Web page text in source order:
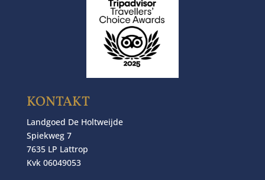
KONTAKT
Landgoed De Holtweijde
Spiekweg 7
7635 LP Lattrop
Kvk 06049053